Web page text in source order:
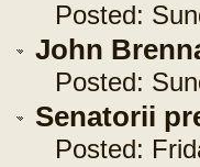
Posted:
John
Posted:
Senatorii
Posted: